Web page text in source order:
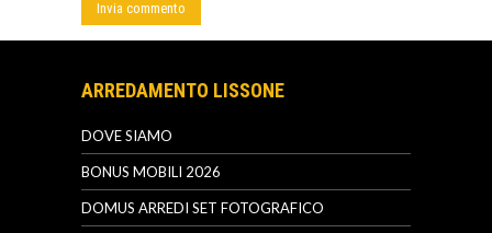
ARREDAMENTO LISSONE
DOVE SIAMO
BONUS MOBILI 2026
DOMUS ARREDI SET FOTOGRAFICO